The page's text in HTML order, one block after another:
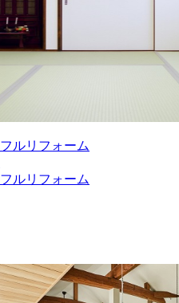
ルリフォーム
ルリフォーム